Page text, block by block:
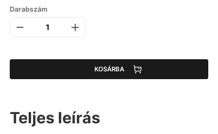
Darabszám
KOSÁRBA
Teljes leírás